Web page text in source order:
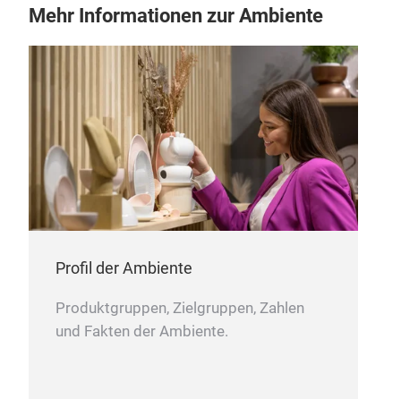
Mehr Informationen zur Ambiente
Profil der Ambiente
Produktgruppen, Zielgruppen, Zahlen
und Fakten der Ambiente.